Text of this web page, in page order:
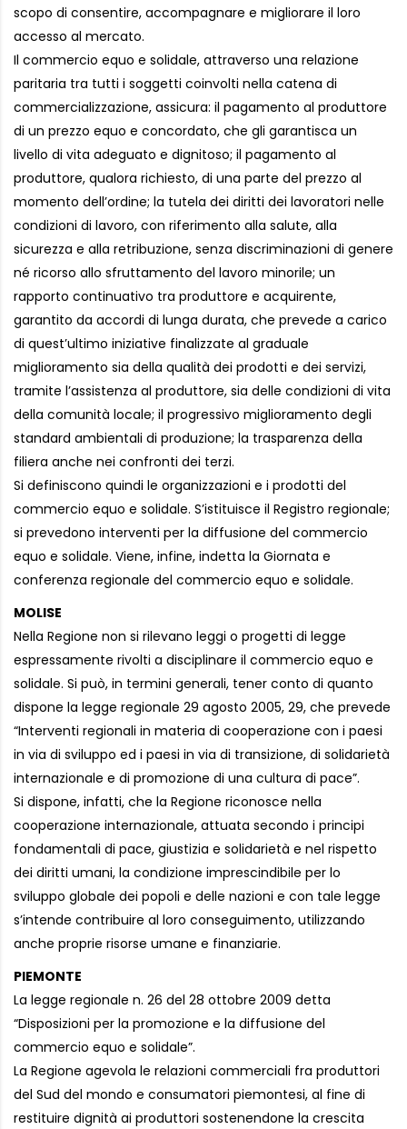
scopo di consentire, accompagnare e migliorare il loro
accesso al mercato.
Il commercio equo e solidale, attraverso una relazione
paritaria tra tutti i soggetti coinvolti nella catena di
commercializzazione, assicura: il pagamento al produttore
di un prezzo equo e concordato, che gli garantisca un
livello di vita adeguato e dignitoso; il pagamento al
produttore, qualora richiesto, di una parte del prezzo al
momento dell’ordine; la tutela dei diritti dei lavoratori nelle
condizioni di lavoro, con riferimento alla salute, alla
sicurezza e alla retribuzione, senza discriminazioni di genere
né ricorso allo sfruttamento del lavoro minorile; un
rapporto continuativo tra produttore e acquirente,
garantito da accordi di lunga durata, che prevede a carico
di quest’ultimo iniziative finalizzate al graduale
miglioramento sia della qualità dei prodotti e dei servizi,
tramite l’assistenza al produttore, sia delle condizioni di vita
della comunità locale; il progressivo miglioramento degli
standard ambientali di produzione; la trasparenza della
filiera anche nei confronti dei terzi.
Si definiscono quindi le organizzazioni e i prodotti del
commercio equo e solidale. S’istituisce il Registro regionale;
si prevedono interventi per la diffusione del commercio
equo e solidale. Viene, infine, indetta la Giornata e
conferenza regionale del commercio equo e solidale.
MOLISE
Nella Regione non si rilevano leggi o progetti di legge
espressamente rivolti a disciplinare il commercio equo e
solidale. Si può, in termini generali, tener conto di quanto
dispone la legge regionale 29 agosto 2005, 29, che prevede
“Interventi regionali in materia di cooperazione con i paesi
in via di sviluppo ed i paesi in via di transizione, di solidarietà
internazionale e di promozione di una cultura di pace”.
Si dispone, infatti, che la Regione riconosce nella
cooperazione internazionale, attuata secondo i principi
fondamentali di pace, giustizia e solidarietà e nel rispetto
dei diritti umani, la condizione imprescindibile per lo
sviluppo globale dei popoli e delle nazioni e con tale legge
s’intende contribuire al loro conseguimento, utilizzando
anche proprie risorse umane e finanziarie.
PIEMONTE
La legge regionale n. 26 del 28 ottobre 2009 detta
“Disposizioni per la promozione e la diffusione del
commercio equo e solidale”.
La Regione agevola le relazioni commerciali fra produttori
del Sud del mondo e consumatori piemontesi, al fine di
restituire dignità ai produttori sostenendone la crescita